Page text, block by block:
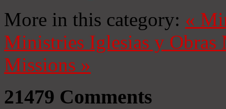
More in this category: «
Ministries Iglesias y Obras
Missions »
21479 Comments